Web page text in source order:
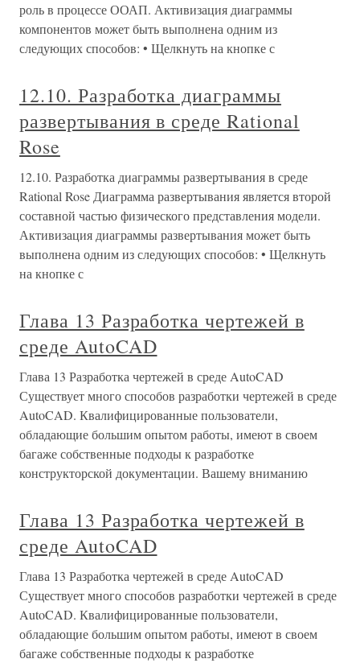
роль в процессе ООАП. Активизация диаграммы
компонентов может быть выполнена одним из
следующих способов: • Щелкнуть на кнопке с
12.10. Разработка диаграммы
развертывания в среде Rational
Rose
12.10. Разработка диаграммы развертывания в среде
Rational Rose Диаграмма развертывания является второй
составной частью физического представления модели.
Активизация диаграммы развертывания может быть
выполнена одним из следующих способов: • Щелкнуть
на кнопке с
Глава 13 Разработка чертежей в
среде AutoCAD
Глава 13 Разработка чертежей в среде AutoCAD
Существует много способов разработки чертежей в среде
AutoCAD. Квалифицированные пользователи,
обладающие большим опытом работы, имеют в своем
багаже собственные подходы к разработке
конструкторской документации. Вашему вниманию
Глава 13 Разработка чертежей в
среде AutoCAD
Глава 13 Разработка чертежей в среде AutoCAD
Существует много способов разработки чертежей в среде
AutoCAD. Квалифицированные пользователи,
обладающие большим опытом работы, имеют в своем
багаже собственные подходы к разработке